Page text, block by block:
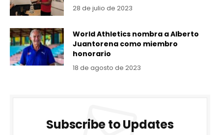
28 de julio de 2023
World Athletics nombra a Alberto
Juantorena como miembro
honorario
18 de agosto de 2023
Subscribe to Updates